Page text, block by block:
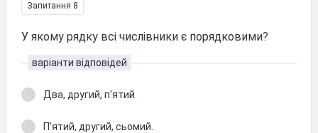
Запитання 8
У якому рядку всі числівники є порядковими?
варіанти відповідей
Два, другий, п'ятий.
П'ятий, другий, сьомий.